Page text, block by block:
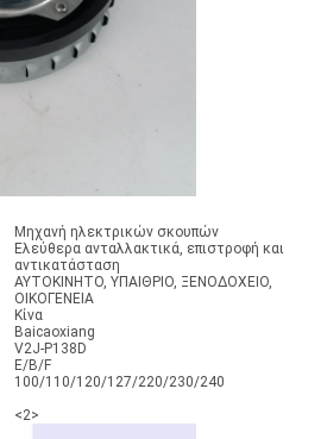
Μηχανή ηλεκτρικών σκουπών
Ελεύθερα ανταλλακτικά, επιστροφή και
αντικατάσταση
ΑΥΤΟΚΙΝΗΤΟ, ΥΠΑΙΘΡΙΟ, ΞΕΝΟΔΟΧΕΙΟ,
ΟΙΚΟΓΕΝΕΙΑ
Κίνα
Baicaoxiang
V2J-P138D
E/B/F
100/110/120/127/220/230/240
<2>